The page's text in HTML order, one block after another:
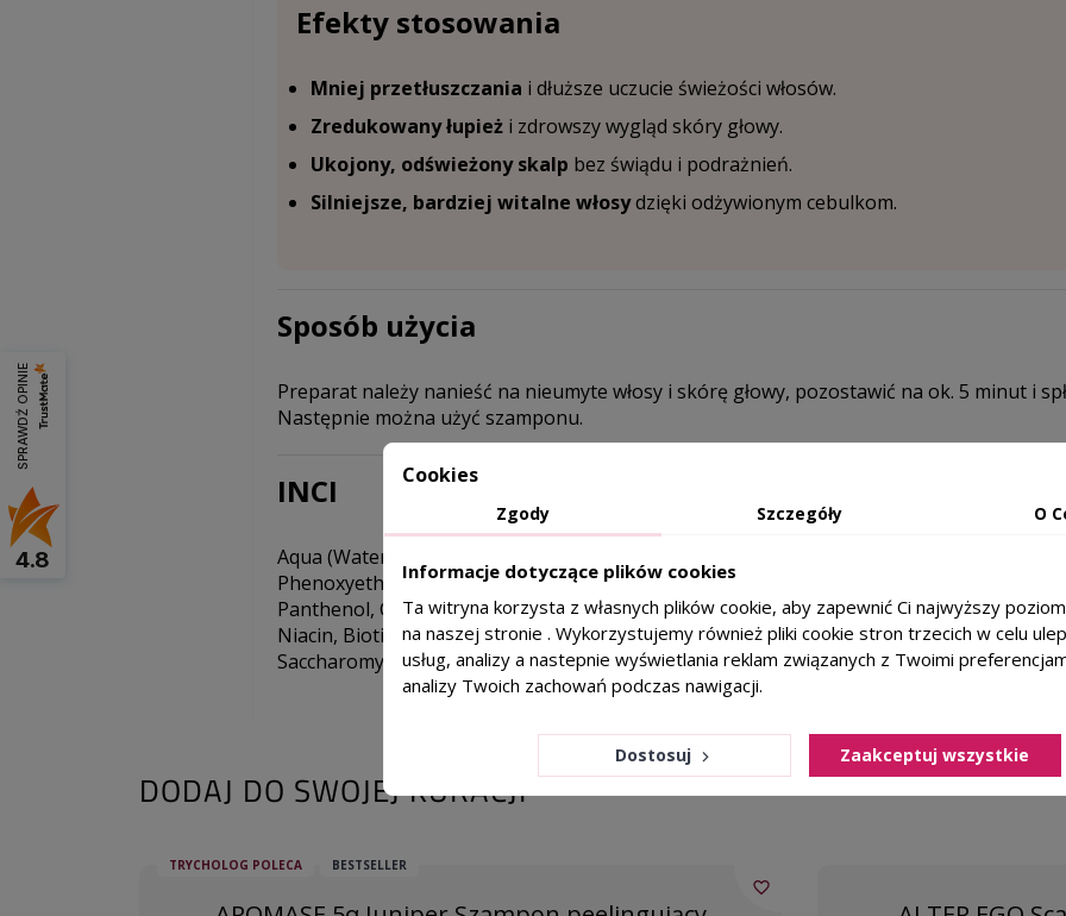
Efekty stosowania
Mniej przetłuszczania i dłuższe uczucie świeżości włosów.
Zredukowany łupieżi zdrowszy wygląd skóry głowy.
Ukojony, odświeżony skalp bez świądu i podrażnień.
Silniejsze, bardziej witalne włosydzięki odżywionym cebulkom.
Sposób użycia
Preparat należy nanieść na nieumyte włosy i skórę głowy, pozostawić na ok. 5 minut i
Następnie można użyć szamponu.
INCI
Aqua (Water), Alcohol Denat., Glycerin, PEG-7 Glyceryl Cocoate, Sodium
Phenoxyethanol, Parfum (Fragrance), PPG-26-Buteth-26, PEG-40 Hydrogenated Castor
Panthenol, Citric Acid, Rosmarinus Officinalis Leaf Extract, Salvia officinalis Extract,
Niacin, Biotin, Sodium Benzoate, Potassium Sorbate, Avena Sativa Leaf/Stalk Extract,
Saccharomyces ferment lysate filtrate, Menthol, Almond/Borage/Linseed/Olive Acids/
DODAJ DO SWOJEJ KURACJI
TRYCHOLOG POLECA BESTSELLER
favorite_border
SPRAWDŹ OPINIE
4.8
Cookies
Zgody Szczegóły O
Informacje dotyczące plików cookies
Ta witryna korzysta z własnych plików cookie, aby zapewnić Ci najwyższy
na naszej stronie . Wykorzystujemy również pliki cookie stron trzecich w celu
usług, analizy a nastepnie wyświetlania reklam związanych z Twoimi
analizy Twoich zachowań podczas nawigacji.
Dostosuj Zaakceptuj wszystkie